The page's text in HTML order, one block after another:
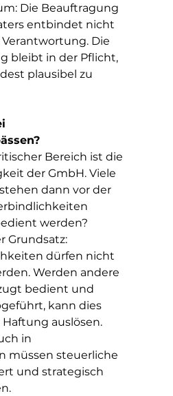
Die Beauftragung
entbindet nicht
Die
bleibt in der Pflicht,
plausibel zu
Bereich ist die
der GmbH. Viele
dann vor der
werden?
Grundsatz:
dürfen nicht
Werden andere
bedient und
kann dies
auslösen.
in
müssen steuerliche
und strategisch